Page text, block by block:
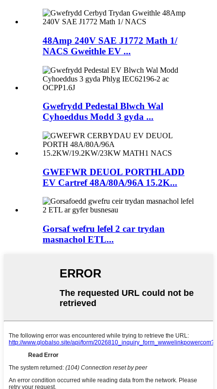
48Amp 240V SAE J1772 Math 1/
NACS Gweithle EV ...
Gwefrydd Pedestal Blwch Wal
Cyhoeddus Modd 3 gyda ...
GWEFWR DEUOL PORTHLADD
EV Cartref 48A/80A/96A 15.2K...
Gorsaf wefru lefel 2 car trydan
masnachol ETL...